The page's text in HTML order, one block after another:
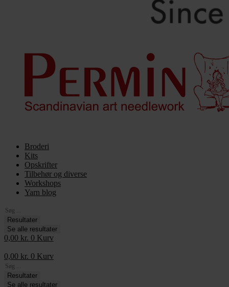
Broderi
Kits
Opskrifter
Tilbehør og diverse
Workshops
Yarn blog
Search
...Resultater
Se alle resultater
0,00 kr. 0 Kurv
0,00 kr. 0 Kurv
Search
...Resultater
Se alle resultater